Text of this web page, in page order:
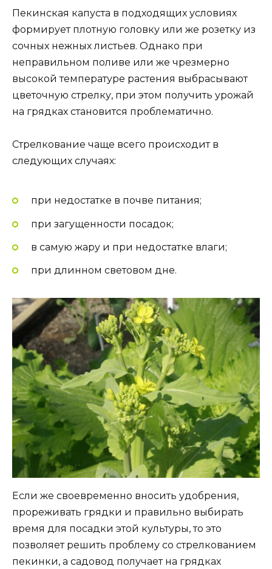
Пекинская капуста в подходящих условиях
формирует плотную головку или же розетку из
сочных нежных листьев. Однако при
неправильном поливе или же чрезмерно
высокой температуре растения выбрасывают
цветочную стрелку, при этом получить урожай
на грядках становится проблематично.
Стрелкование чаще всего происходит в
следующих случаях:
при недостатке в почве питания;
при загущенности посадок;
в самую жару и при недостатке влаги;
при длинном световом дне.
Если же своевременно вносить удобрения,
прореживать грядки и правильно выбирать
время для посадки этой культуры, то это
позволяет решить проблему со стрелкованием
пекинки, а садовод получает на грядках